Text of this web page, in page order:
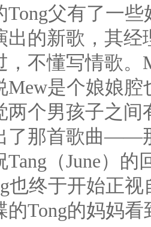
Tong父有了一
出的新歌，其经
，不懂写情歌。
Mew是个娘娘
两个男孩子之间
了那首歌曲——
Tang（June）
也终于开始正
的Tong的妈妈看